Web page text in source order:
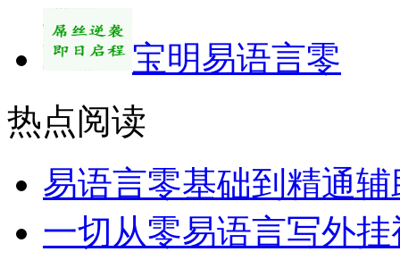
宝明易语言零
热点阅读
易语言零基础到精通
一切从零易语言写外